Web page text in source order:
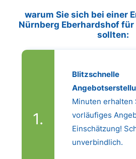
warum Sie sich bei einer
Nürnberg Eberhardshof
sollten:
Blitzschnelle
Minuten erhalten
vorläufiges
Einschätzung!
unverbindlich.